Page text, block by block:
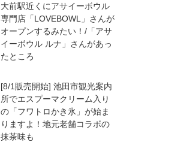
大前駅近くにアサイーボウル
専門店「LOVEBOWL」さんが
オープンするみたい！/「アサ
イーボウル ルナ」さんがあっ
たところ
[8/1販売開始] 池田市観光案内
所でエスプーマクリーム入り
の「フワトロかき氷」が始ま
りますよ！地元老舗コラボの
抹茶味も